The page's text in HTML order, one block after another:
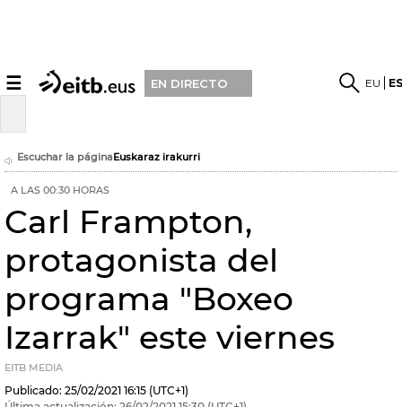
☰ EN DIRECTO EU
Escuchar la páginaEuskaraz irakurri
A LAS 00:30 HORAS
Carl Frampton,
protagonista del
programa "Boxeo
Izarrak" este viernes
EITB MEDIA
Publicado: 25/02/2021 16:15 (UTC+1)